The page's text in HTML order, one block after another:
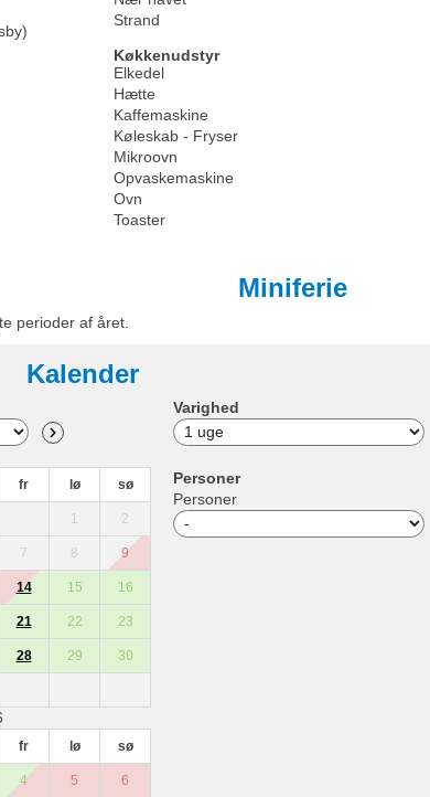
Strand
Køkkenudstyr
Elkedel
Hætte
Kaffemaskine
Køleskab - Fryser
Mikroovn
Opvaskemaskine
Ovn
Toaster
Miniferie
perioder af året.
Kalender
fr lø sø
1 2
7 8 9
14 15 16
21 22 23
28 29 30
fr lø sø
4 5 6
Varighed
Personer
Personer